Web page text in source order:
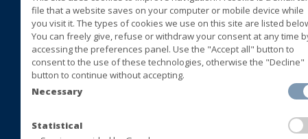
BLUVER specialità alimentari
Cda San Marco II Zona ASI
72015 Fasano (Brindisi) Italia
+39 080 4413063
file that a website saves on your computer or mobile device while
you visit it. The types of cookies we use on this site are listed
You can freely give, refuse or withdraw your consent at any time
accessing the preferences panel. Use the "Accept all" button to
consent to the use of these technologies, otherwise the "Decline"
button to continue without accepting.
Necessary
Statistical